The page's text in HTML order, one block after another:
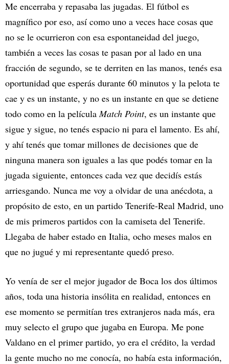
Me encerraba y repasaba las jugadas. El fútbol es
magnífico por eso, así como uno a veces hace cosas que
no se le ocurrieron con esa espontaneidad del juego,
también a veces las cosas te pasan por al lado en una
fracción de segundo, se te derriten en las manos, tenés esa
oportunidad que esperás durante 60 minutos y la pelota te
cae y es un instante, y no es un instante en que se detiene
todo como en la película Match Point, es un instante que
sigue y sigue, no tenés espacio ni para el lamento. Es ahí,
y ahí tenés que tomar millones de decisiones que de
ninguna manera son iguales a las que podés tomar en la
jugada siguiente, entonces cada vez que decidís estás
arriesgando. Nunca me voy a olvidar de una anécdota, a
propósito de esto, en un partido Tenerife-Real Madrid, uno
de mis primeros partidos con la camiseta del Tenerife.
Llegaba de haber estado en Italia, ocho meses malos en
que no jugué y mi representante quedó preso.
Yo venía de ser el mejor jugador de Boca los dos últimos
años, toda una historia insólita en realidad, entonces en
ese momento se permitían tres extranjeros nada más, era
muy selecto el grupo que jugaba en Europa. Me pone
Valdano en el primer partido, yo era el crédito, la verdad
la gente mucho no me conocía, no había esta información,